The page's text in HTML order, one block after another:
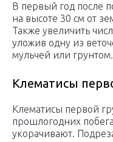
В первый год после
на высоте 30 см от
Также увеличить
уложив одну из
мульчей или грунтом.
Клематисы
Клематисы первой
прошлогодних
укорачивают.